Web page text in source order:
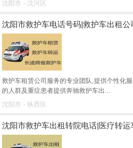
沈阳市 - 沈河区
沈阳市救护车电话号码|救护车出租公
救护车租赁公司服务的专业团队,提供个性化
的人群及重症患者提供奔驰救护车出...
沈阳市 - 铁西区
沈阳市救护车出租转院电话|医疗转